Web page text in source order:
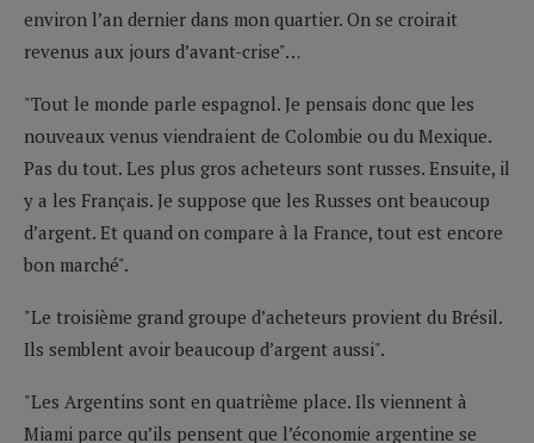
environ l’an dernier dans mon quartier. On se croirait
revenus aux jours d’avant-crise"…
"Tout le monde parle espagnol. Je pensais donc que les
nouveaux venus viendraient de Colombie ou du Mexique.
Pas du tout. Les plus gros acheteurs sont russes. Ensuite, il
y a les Français. Je suppose que les Russes ont beaucoup
d’argent. Et quand on compare à la France, tout est encore
bon marché".
"Le troisième grand groupe d’acheteurs provient du Brésil.
Ils semblent avoir beaucoup d’argent aussi".
"Les Argentins sont en quatrième place. Ils viennent à
Miami parce qu’ils pensent que l’économie argentine se